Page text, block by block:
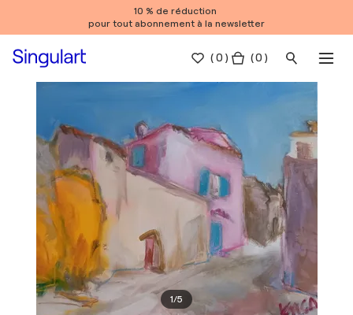
10 % de réduction
pour tout abonnement à la newsletter
(0 ) ( 0 )
1/5